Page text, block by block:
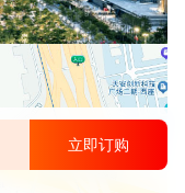
立即订购